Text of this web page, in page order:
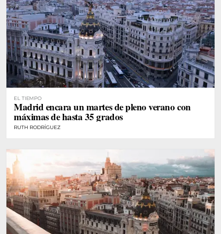
EL TIEMPO
Madrid encara un martes de pleno verano con
máximas de hasta 35 grados
RUTH RODRÍGUEZ